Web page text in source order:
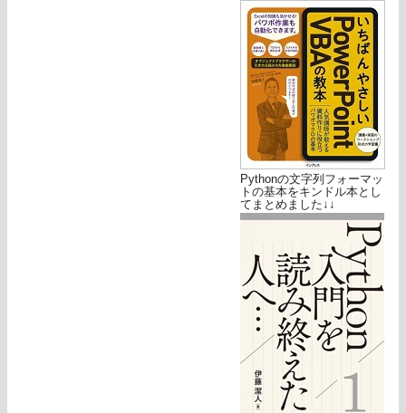
Pythonの文字列フォーマッ
トの基本をキンドル本とし
てまとめました↓↓